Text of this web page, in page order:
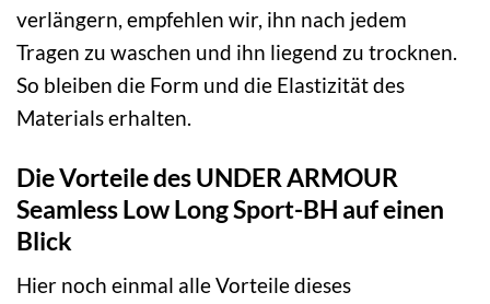
verlängern, empfehlen wir, ihn nach jedem
Tragen zu waschen und ihn liegend zu trocknen.
So bleiben die Form und die Elastizität des
Materials erhalten.
Die Vorteile des UNDER ARMOUR
Seamless Low Long Sport-BH auf einen
Blick
Hier noch einmal alle Vorteile dieses